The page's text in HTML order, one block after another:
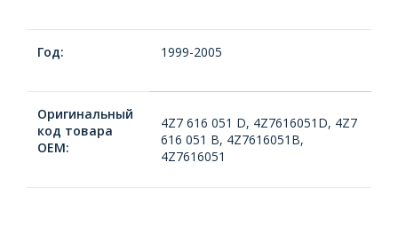
Год: 1999-2005
Оригинальный
код товара
ОЕМ:
4Z7 616 051 D, 4Z7616051D, 4Z7
616 051 B, 4Z7616051B,
4Z7616051